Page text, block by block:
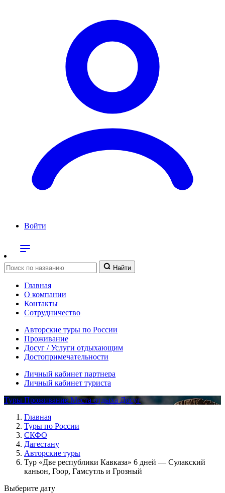
Войти
Найти
Главная
О компании
Контакты
Сотрудничество
Авторские туры по России
Проживание
Досуг / Услуги отдыхающим
Достопримечательности
Личный кабинет партнера
Личный кабинет туриста
Туры ПроживаниеМеста отдыха Досуг
Главная
Туры по России
СКФО
Дагестану
Авторские туры
Тур «Две республики Кавказа» 6 дней — Сулакский
каньон, Гоор, Гамсутль и Грозный
Выберите дату